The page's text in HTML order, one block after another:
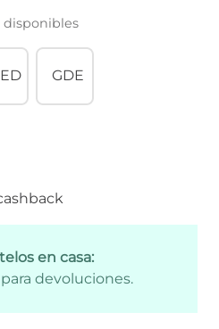
disponibles
GDE
en casa:
devoluciones.